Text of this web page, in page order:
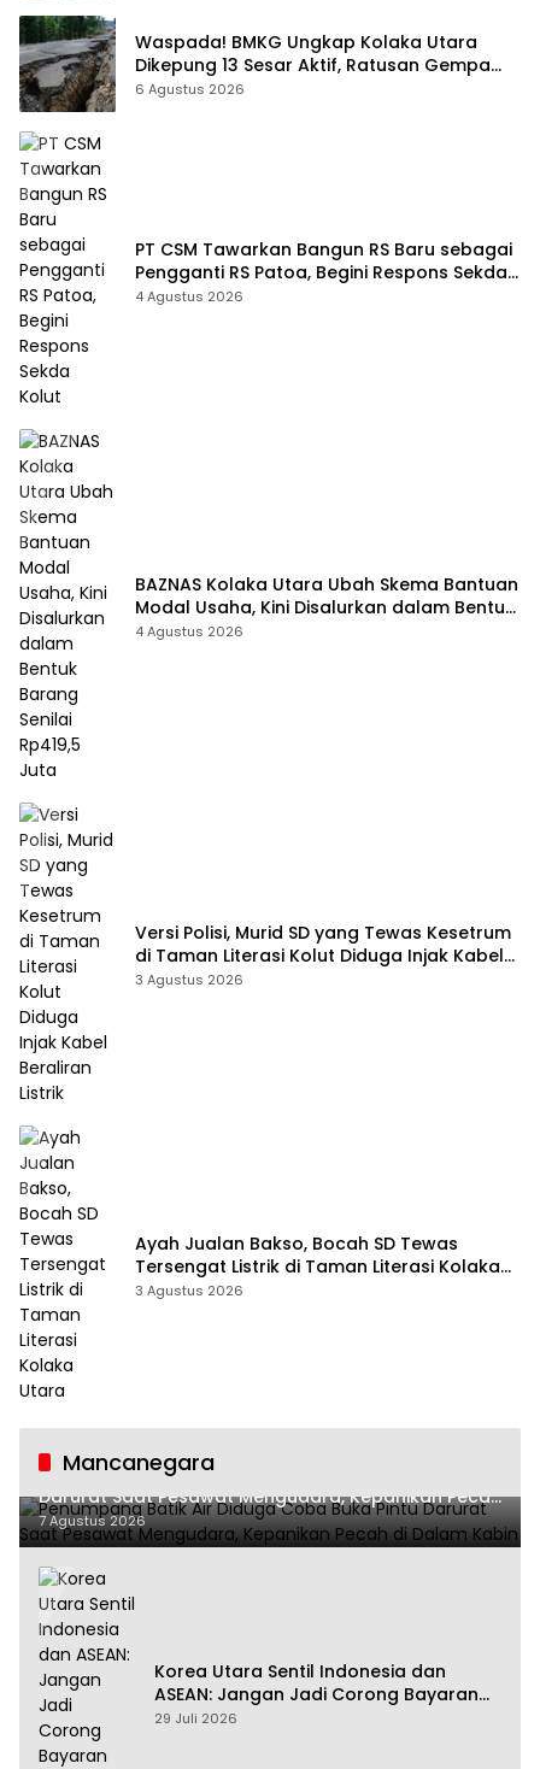
Waspada! BMKG Ungkap Kolaka Utara
Dikepung 13 Sesar Aktif, Ratusan Gempa
Sudah Terekam
6 Agustus 2026
PT CSM Tawarkan Bangun RS Baru sebagai
Pengganti RS Patoa, Begini Respons Sekda
Kolut
4 Agustus 2026
BAZNAS Kolaka Utara Ubah Skema Bantuan
Modal Usaha, Kini Disalurkan dalam Bentuk
Barang Senilai Rp419,5 Juta
4 Agustus 2026
Versi Polisi, Murid SD yang Tewas Kesetrum
di Taman Literasi Kolut Diduga Injak Kabel
Beraliran Listrik
3 Agustus 2026
Ayah Jualan Bakso, Bocah SD Tewas
Tersengat Listrik di Taman Literasi Kolaka
Utara
3 Agustus 2026
Mancanegara
Penumpang Batik Air Diduga Coba Buka Pintu
Darurat Saat Pesawat Mengudara, Kepanikan Pecah
di Dalam Kabin
7 Agustus 2026
Korea Utara Sentil Indonesia dan
ASEAN: Jangan Jadi Corong Bayaran
Amerika Serikat
29 Juli 2026